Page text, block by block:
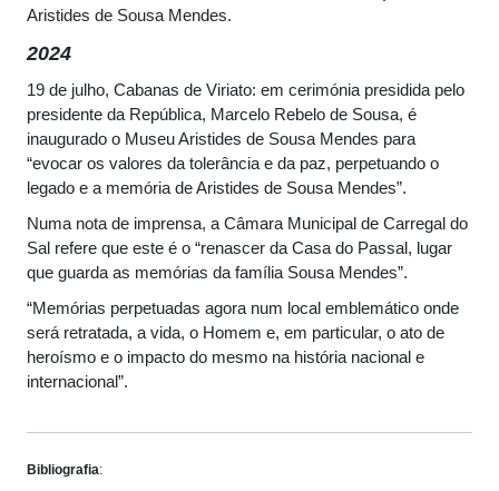
Aristides de Sousa Mendes.
2024
19 de julho, Cabanas de Viriato: em cerimónia presidida pelo
presidente da República, Marcelo Rebelo de Sousa, é
inaugurado o Museu Aristides de Sousa Mendes para
“evocar os valores da tolerância e da paz, perpetuando o
legado e a memória de Aristides de Sousa Mendes”.
Numa nota de imprensa, a Câmara Municipal de Carregal do
Sal refere que este é o “renascer da Casa do Passal, lugar
que guarda as memórias da família Sousa Mendes”.
“Memórias perpetuadas agora num local emblemático onde
será retratada, a vida, o Homem e, em particular, o ato de
heroísmo e o impacto do mesmo na história nacional e
internacional”.
Bibliografia: